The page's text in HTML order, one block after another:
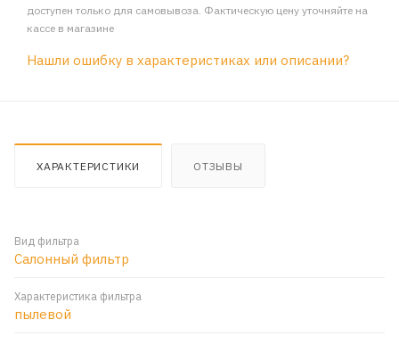
доступен только для самовывоза. Фактическую цену уточняйте на
кассе в магазине
Нашли ошибку в характеристиках или описании?
ХАРАКТЕРИСТИКИ ОТЗЫВЫ
Вид фильтра
Салонный фильтр
Характеристика фильтра
пылевой